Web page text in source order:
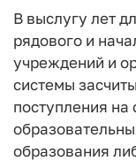
В выслугу лет
рядового и
учреждений и
системы
поступления
образования